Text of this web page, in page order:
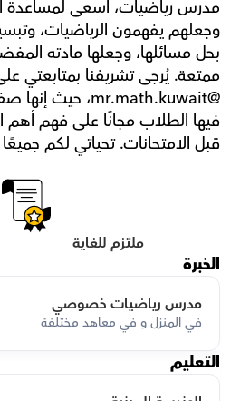
قبل الامتحانات. تحياتي لكم جميعًا
ملتزم للغاية
الخبرة
مدرس رياضيات خصوصي
في المنزل و في معاهد مختلفة
التعليم